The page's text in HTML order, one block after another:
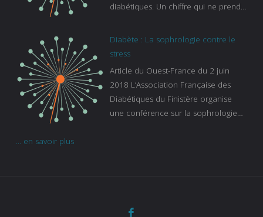
diabétiques. Un chiffre qui ne prend
s’ignorent. « C’est une pathologie qui
continue à augmenter, souligne
de la Caisse primaire d’assurance-
maladie. C’est aussi une pathologie
qui peut être handicapante et coûte
cher quand on sait que 37 % des
Diabète : La sophrologie contre le
stress
Article du Ouest-France du 2 juin
2018 L’Association Française des
Diabétiques du Finistère organise
une conférence sur la sophrologie
... en savoir plus